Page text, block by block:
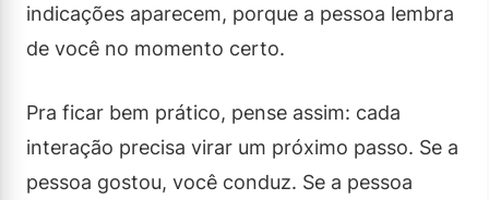
indicações aparecem, porque a pessoa lembra
de você no momento certo.
Pra ficar bem prático, pense assim: cada
interação precisa virar um próximo passo. Se a
pessoa gostou, você conduz. Se a pessoa